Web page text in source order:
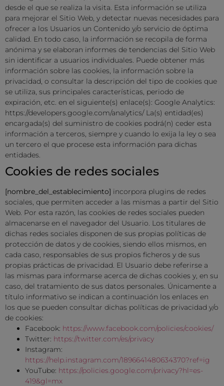
desde el que se realiza la visita. Esta información se utiliza
para mejorar el Sitio Web, y detectar nuevas necesidades para
ofrecer a los Usuarios un Contenido y/o servicio de óptima
calidad. En todo caso, la información se recopila de forma
anónima y se elaboran informes de tendencias del Sitio Web
sin identificar a usuarios individuales. Puede obtener más
información sobre las cookies, la información sobre la
privacidad, o consultar la descripción del tipo de cookies que
se utiliza, sus principales características, periodo de
expiración, etc. en el siguiente(s) enlace(s): Google Analytics:
https://developers.google.com/analytics/ La(s) entidad(es)
encargada(s) del suministro de cookies podrá(n) ceder esta
información a terceros, siempre y cuando lo exija la ley o sea
un tercero el que procese esta información para dichas
entidades.
Cookies de redes sociales
[nombre_del_establecimiento] incorpora plugins de redes
sociales, que permiten acceder a las mismas a partir del Sitio
Web. Por esta razón, las cookies de redes sociales pueden
almacenarse en el navegador del Usuario. Los titulares de
dichas redes sociales disponen de sus propias políticas de
protección de datos y de cookies, siendo ellos mismos, en
cada caso, responsables de sus propios ficheros y de sus
propias prácticas de privacidad. El Usuario debe referirse a
las mismas para informarse acerca de dichas cookies y, en su
caso, del tratamiento de sus datos personales. Únicamente a
título informativo se indican a continuación los enlaces en
los que se pueden consultar dichas políticas de privacidad y/o
de cookies:
Facebook: https://www.facebook.com/policies/cookies/
Twitter: https://twitter.com/es/privacy
Instagram:
https://help.instagram.com/1896641480634370?ref=ig
YouTube: https://policies.google.com/privacy?hl=es-
419&gl=mx